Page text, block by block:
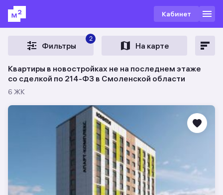
Кабинет
Фильтры
2
На карте
Квартиры в новостройках не на последнем этаже
со сделкой по 214-ФЗ в Смоленской области
6 ЖК